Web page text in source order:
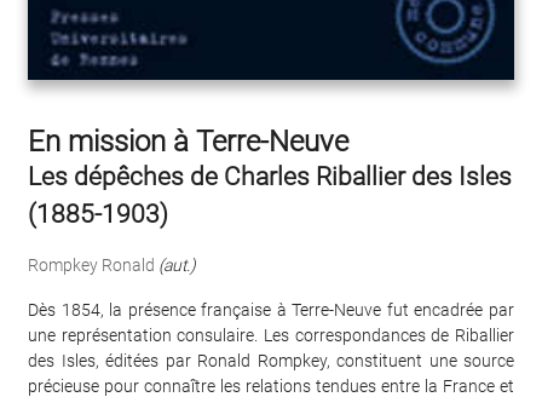
En mission à Terre-Neuve
Les dépêches de Charles Riballier des Isles
(1885-1903)
Rompkey Ronald (aut.)
Dès 1854, la présence française à Terre-Neuve fut encadrée par
une représentation consulaire. Les correspondances de Riballier
des Isles, éditées par Ronald Rompkey, constituent une source
précieuse pour connaître les relations tendues entre la France et